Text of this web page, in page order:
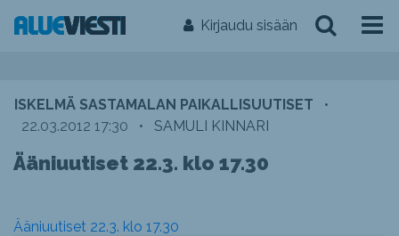
Kirjaudu sisään
ISKELMÄ SASTAMALAN PAIKALLISUUTISET
•
22.03.2012 17:30
• SAMULI KINNARI
Ääniuutiset 22.3. klo 17.30
Ääniuutiset 22.3. klo 17.30